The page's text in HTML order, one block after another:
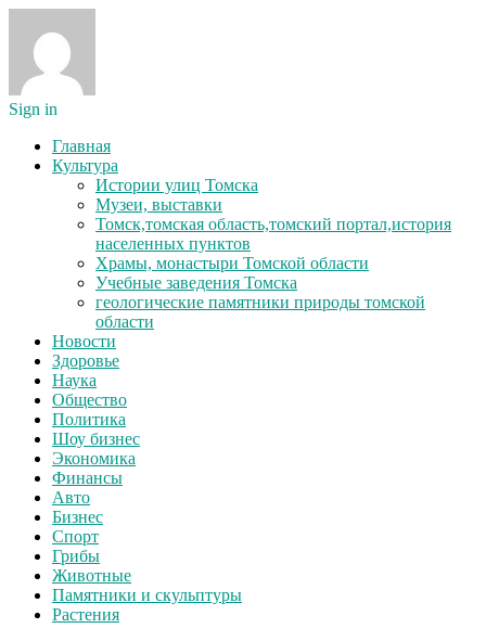
Sign in
Главная
Культура
Истории улиц Томска
Музеи, выставки
Томск,томская область,томский портал,история
населенных пунктов
Храмы, монастыри Томской области
Учебные заведения Томска
геологические памятники природы томской
области
Новости
Здоровье
Наука
Общество
Политика
Шоу бизнес
Экономика
Финансы
Авто
Бизнес
Спорт
Грибы
Животные
Памятники и скульптуры
Растения